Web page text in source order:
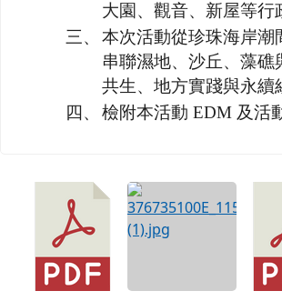
大園、觀音、新屋等
三、 本次活動從珍珠海岸潮
串聯濕地、沙丘、藻
共生、地方實踐與永續
四、 檢附本活動 EDM 及活